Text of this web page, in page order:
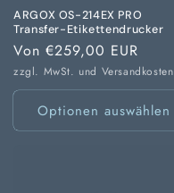
ARGOX OS-214EX PRO
Transfer-Etikettendrucker
Normaler
Preis
Von €259,00 EUR
zzgl. MwSt. und Versandkosten
Optionen auswählen